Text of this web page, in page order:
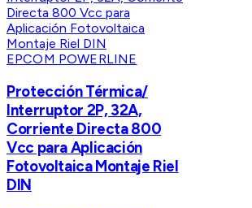
EPCOM POWERLINE
Protección Térmica/
Interruptor 2P, 32A,
Corriente Directa 800
Vcc para Aplicación
Fotovoltaica Montaje Riel
DIN